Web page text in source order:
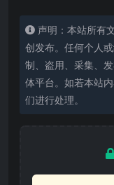
声明：本站所有
创发布。任何个人
制、盗用、采集、
体平台。如若本站
们进行处理。